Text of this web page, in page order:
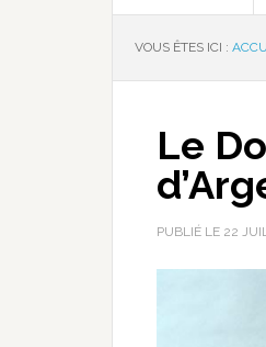
VOUS ÊTES ICI :
Le
PUBLIÉ LE 22